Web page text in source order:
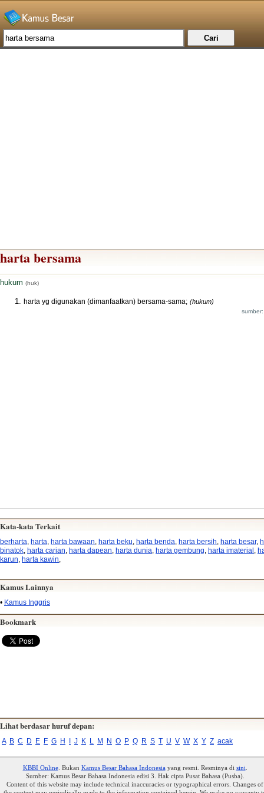
harta bersama
hukum (huk)
harta yg digunakan (dimanfaatkan) bersama-sama; (hukum)
Kata-kata Terkait
berharta harta harta bawaan harta beku harta benda harta bersih harta besar,
binatok harta carian harta dapean harta dunia harta gembung harta imaterial
karun harta kawin
Kamus Lainnya
• Kamus Inggris
Bookmark
Lihat berdasar huruf depan:
A B C D E F G H J K L M N O P Q R S T U V W X Y Z acak
KBBI Online. Bukan Kamus Besar Bahasa Indonesiayang resmi. Resminya di sini
Sumber: Kamus Besar Bahasa Indonesia edisi 3. Hak cipta Pusat Bahasa (Pusba).
Content of this website may include technical inaccuracies or typographical errors. Changes of